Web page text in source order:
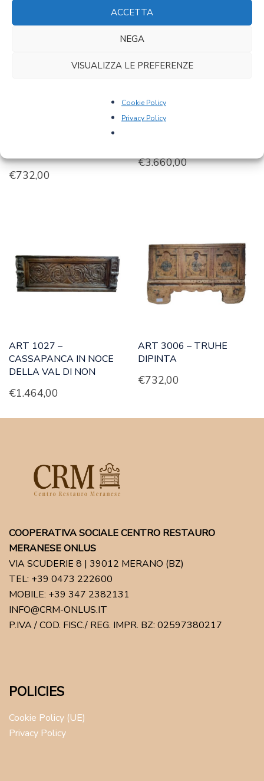
ACCETTA
NEGA
VISUALIZZA LE PREFERENZE
Cookie Policy
Privacy Policy
€732,00
€3.660,00
ART 1027 –
CASSAPANCA IN NOCE
DELLA VAL DI NON
€1.464,00
ART 3006 – TRUHE
DIPINTA
€732,00
COOPERATIVA SOCIALE CENTRO RESTAURO
MERANESE ONLUS
VIA SCUDERIE 8 | 39012 MERANO (BZ)
TEL: +39 0473 222600
MOBILE: +39 347 2382131
INFO@CRM-ONLUS.IT
P.IVA / COD. FISC./ REG. IMPR. BZ: 02597380217
POLICIES
Cookie Policy (UE)
Privacy Policy